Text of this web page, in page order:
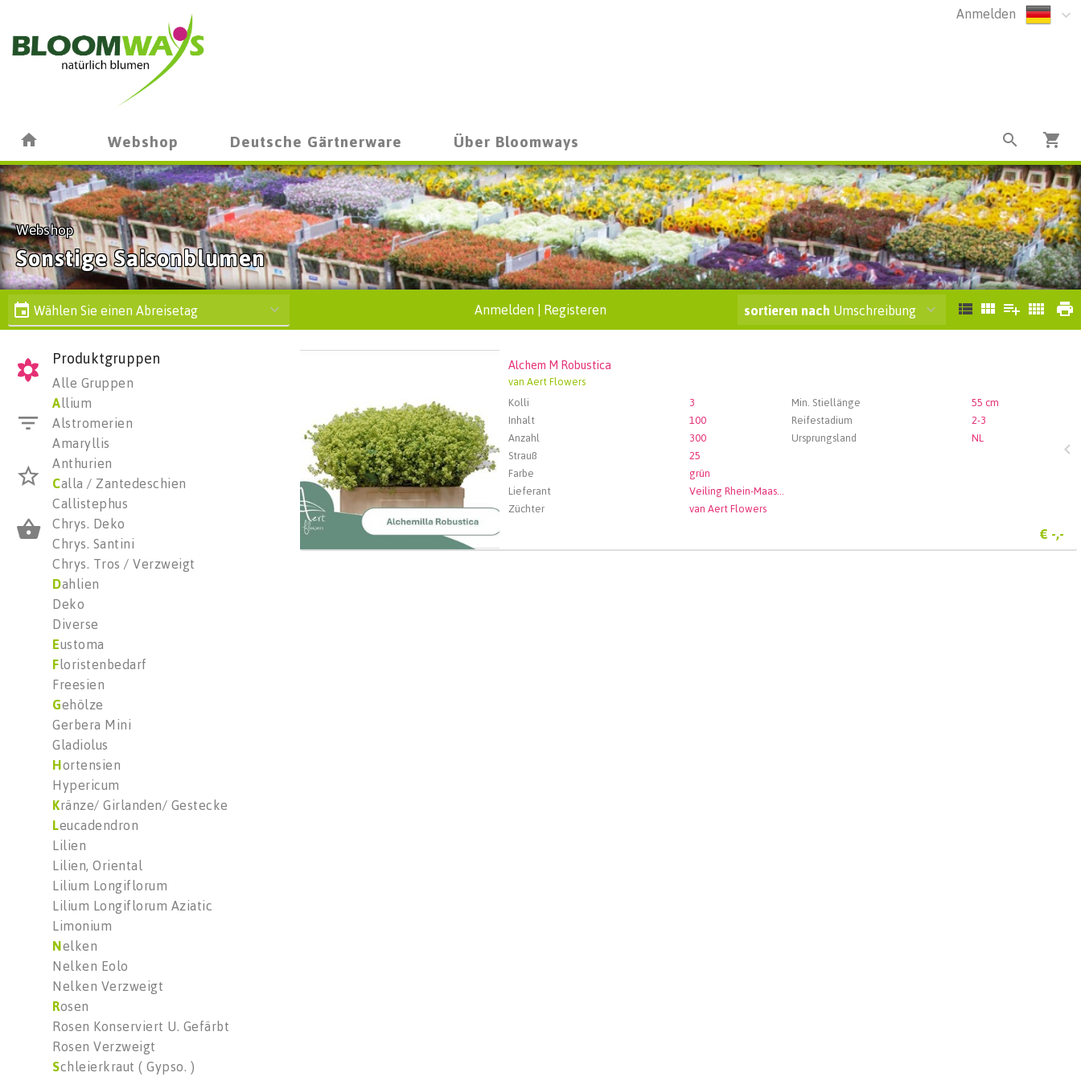
Anmelden
Webshop Deutsche Gärtnerware Über Bloomways
Webshop
Sonstige Saisonblumen
Wählen Sie einen Abreisetag Anmelden Registeren sortieren nach Umschreibung
Produktgruppen
Alle Gruppen
Allium
Alstromerien
Amaryllis
Anthurien
Calla / Zantedeschien
Callistephus
Chrys. Deko
Chrys. Santini
Chrys. Tros / Verzweigt
Dahlien
Deko
Diverse
Eustoma
Floristenbedarf
Freesien
Gehölze
Gerbera Mini
Gladiolus
Hortensien
Hypericum
Kränze/ Girlanden/ Gestecke
Leucadendron
Lilien
Lilien, Oriental
Lilium Longiflorum
Lilium Longiflorum Aziatic
Limonium
Nelken
Nelken Eolo
Nelken Verzweigt
Rosen
Rosen Konserviert U. Gefärbt
Rosen Verzweigt
Schleierkraut ( Gypso. )
Alchem M Robustica
van Aert Flowers
Kolli
3 Min. Stiellänge
55 cm
Inhalt
100 Reifestadium
2-3
Anzahl
300 Ursprungsland
NL
Strauß
25
Farbe
grün
Lieferant
Veiling Rhein-Maas GmbH & Co. KG
Züchter
van Aert Flowers
€ -,-
Wählen Sie zuerst ein Abfartdatum.